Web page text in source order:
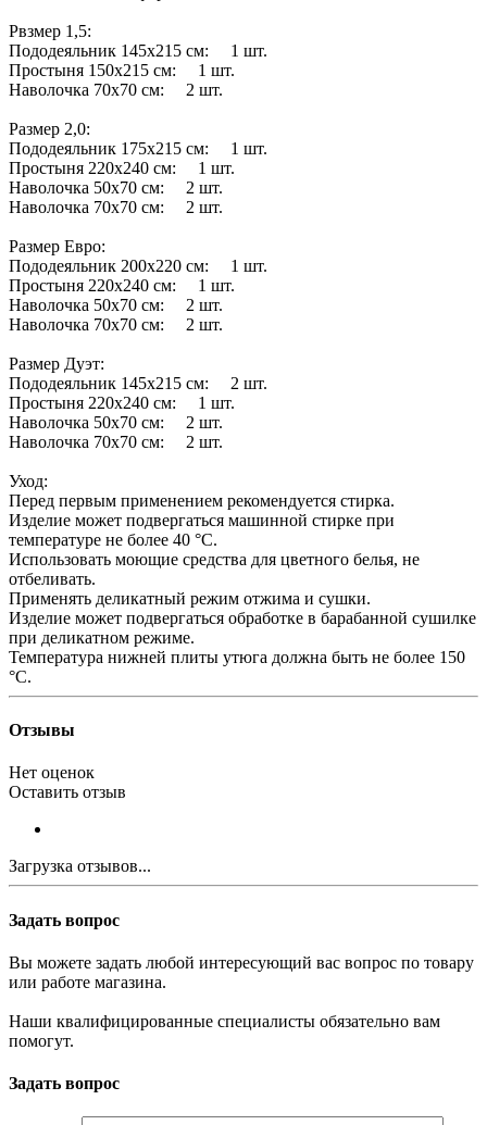
Рвзмер 1,5:
Пододеяльник 145х215 см: 1 шт.
Простыня 150х215 см: 1 шт.
Наволочка 70х70 см: 2 шт.
Размер 2,0:
Пододеяльник 175х215 см: 1 шт.
Простыня 220х240 см: 1 шт.
Наволочка 50х70 см: 2 шт.
Наволочка 70х70 см: 2 шт.
Размер Евро:
Пододеяльник 200х220 см: 1 шт.
Простыня 220х240 см: 1 шт.
Наволочка 50х70 см: 2 шт.
Наволочка 70х70 см: 2 шт.
Размер Дуэт:
Пододеяльник 145х215 см: 2 шт.
Простыня 220х240 см: 1 шт.
Наволочка 50х70 см: 2 шт.
Наволочка 70х70 см: 2 шт.
Уход:
Перед первым применением рекомендуется стирка.
Изделие может подвергаться машинной стирке при
температуре не более 40 °С.
Использовать моющие средства для цветного белья, не
отбеливать.
Применять деликатный режим отжима и сушки.
Изделие может подвергаться обработке в барабанной сушилке
при деликатном режиме.
Температура нижней плиты утюга должна быть не более 150
°С.
Отзывы
Нет оценок
Оставить отзыв
Загрузка отзывов...
Задать вопрос
Вы можете задать любой интересующий вас вопрос по товару
или работе магазина.
Наши квалифицированные специалисты обязательно вам
помогут.
Задать вопрос